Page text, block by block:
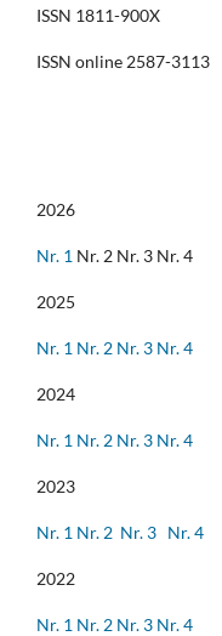
ISSN 1811-900X
ISSN online 2587-3113
2026
Nr. 1 Nr. 2 Nr. 3 Nr. 4
2025
Nr. 1 Nr. 2 Nr. 3 Nr. 4
2024
Nr. 1 Nr. 2 Nr. 3 Nr. 4
2023
Nr. 1 Nr. 2 Nr. 3 Nr. 4
2022
Nr. 1 Nr. 2 Nr. 3 Nr. 4